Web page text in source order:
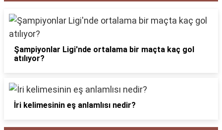
Şampiyonlar Ligi'nde ortalama bir maçta kaç gol
atılıyor?
İri kelimesinin eş anlamlısı nedir?